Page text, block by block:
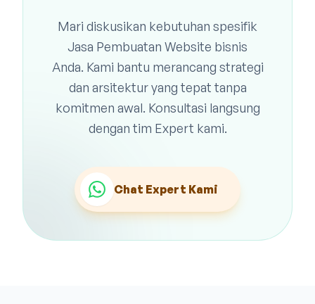
Mari diskusikan kebutuhan spesifik
Jasa Pembuatan Website bisnis
Anda. Kami bantu merancang strategi
dan arsitektur yang tepat tanpa
komitmen awal. Konsultasi langsung
dengan tim Expert kami.
Chat Expert Kami